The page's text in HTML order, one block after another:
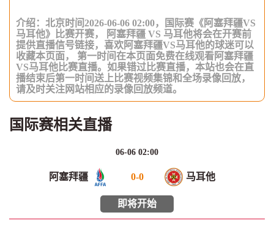
介绍：北京时间2026-06-06 02:00，国际赛《阿塞拜疆VS
马耳他》比赛开赛， 阿塞拜疆 VS 马耳他将会在开赛前
提供直播信号链接，喜欢阿塞拜疆VS马耳他的球迷可以
收藏本页面， 第一时间在本页面免费在线观看阿塞拜疆
VS马耳他比赛直播。如果错过比赛直播，本站也会在直
播结束后第一时间送上比赛视频集锦和全场录像回放，
请及时关注网站相应的录像回放频道。
国际赛相关直播
06-06 02:00
阿塞拜疆 0-0 马耳他
即将开始